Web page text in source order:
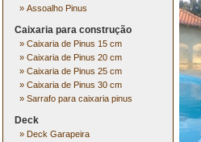
» Assoalho Pinus
Caixaria para construção
» Caixaria de Pinus 15 cm
» Caixaria de Pinus 20 cm
» Caixaria de Pinus 25 cm
» Caixaria de Pinus 30 cm
» Sarrafo para caixaria pinus
Deck
» Deck Garapeira